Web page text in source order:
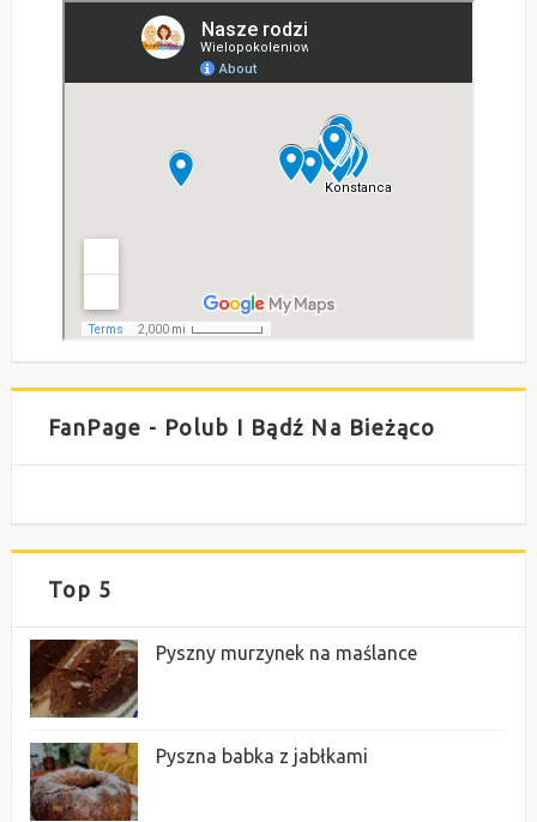
FanPage - Polub I Bądź Na Bieżąco
Top 5
Pyszny murzynek na maślance
Pyszna babka z jabłkami